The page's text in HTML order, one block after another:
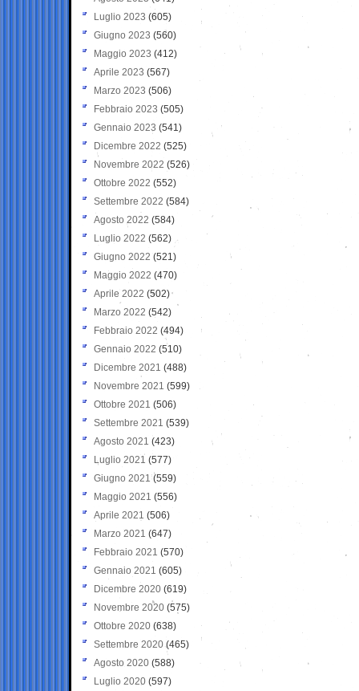
Luglio 2023 (605)
Giugno 2023 (560)
Maggio 2023 (412)
Aprile 2023 (567)
Marzo 2023 (506)
Febbraio 2023 (505)
Gennaio 2023 (541)
Dicembre 2022 (525)
Novembre 2022 (526)
Ottobre 2022 (552)
Settembre 2022 (584)
Agosto 2022 (584)
Luglio 2022 (562)
Giugno 2022 (521)
Maggio 2022 (470)
Aprile 2022 (502)
Marzo 2022 (542)
Febbraio 2022 (494)
Gennaio 2022 (510)
Dicembre 2021 (488)
Novembre 2021 (599)
Ottobre 2021 (506)
Settembre 2021 (539)
Agosto 2021 (423)
Luglio 2021 (577)
Giugno 2021(559)
Maggio 2021 (556)
Aprile 2021 (506)
Marzo 2021 (647)
Febbraio 2021 (570)
Gennaio 2021 (605)
Dicembre 2020 (619)
Novembre 2020 (575)
Ottobre 2020 (638)
Settembre 2020(465)
Agosto 2020 (588)
Luglio 2020 (597)